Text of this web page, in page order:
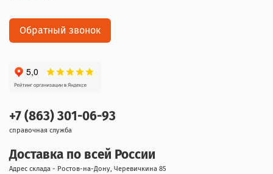
+7 (863) 301-06-93
справочная служба
Доставка по всей России
Адрес склада - Ростов-на-Дону, Черевичкина 85
Обратный звонок